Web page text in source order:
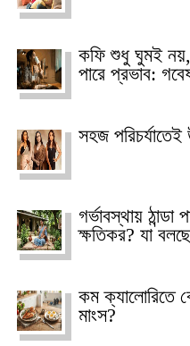
কফি শুধু ঘুমই
পারে প্রভাব:
সহজ
গর্ভাবস্থায়
ক্ষতিকর? যা
কম ক্যালোরিতে
মাংস?